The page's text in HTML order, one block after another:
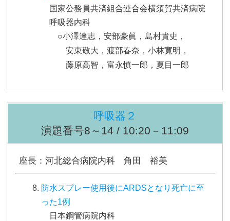
国家公務員共済組合連合会横須賀共済病院
呼吸器内科
○小澤達志，安部豪眞，島村貴史，
安東敬大，渡部春奈，小林寛明，
藤原高智，富永慎一郎，夏目一郎
呼吸器２
演題番号8～14 / 10:20－11:09
座長：河北総合病院内科 角田 裕美
防水スプレー使用後にARDSとなり死亡に至
った1例
日本鋼管病院内科